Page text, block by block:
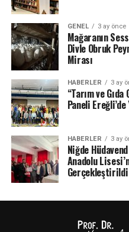
GENEL 3 ay önce
Mağaranın
Divle Obruk
Mirası
HABERLER 3 ay
“Tarım ve
Paneli
HABERLER 3 ay
Niğde
Anadolu
Gerçekleştirildi